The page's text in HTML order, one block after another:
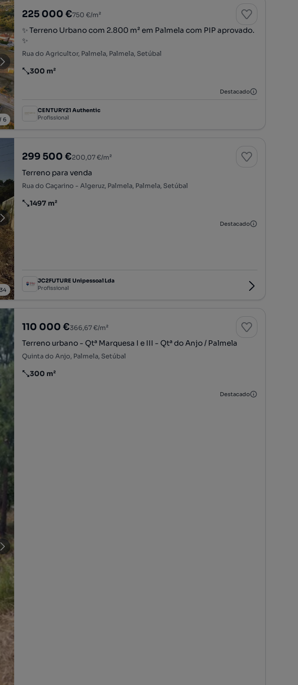
6
225 000 €750 €/m²
✨ Terreno Urbano com 2.800 m² em Palmela com PIP aprovado.
✨
Rua do Agricultor, Palmela, Palmela, Setúbal
Preço por metro quadrado
300 m²
Destacado
CENTURY21 Authentic
Profissional
34
299 500 €200,07 €/m²
Terreno para venda
Rua do Caçarino - Algeruz, Palmela, Palmela, Setúbal
Preço por metro quadrado
1497 m²
Destacado
JC2FUTURE Unipessoal Lda
Profissional
110 000 €366,67 €/m²
Terreno urbano - Qtª Marquesa I e III - Qtª do Anjo / Palmela
Quinta do Anjo, Palmela, Setúbal
Preço por metro quadrado
300 m²
Destacado